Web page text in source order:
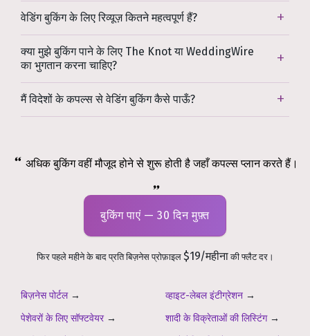
वेडिंग बुकिंग के लिए रिव्यूज़ कितने महत्वपूर्ण हैं?
क्या मुझे बुकिंग पाने के लिए The Knot या WeddingWire
का भुगतान करना चाहिए?
मैं विदेशों के कपल्स से वेडिंग बुकिंग कैसे पाऊँ?
अधिक बुकिंग वहीं मौजूद होने से शुरू होती है जहाँ कपल्स प्लान करते हैं।
बुकिंग पाएं — 30 दिन मुफ़्त
फिर पहले महीने के बाद प्रति बिज़नेस प्रोफ़ाइल $19/महीनाकी फ्लैट दर।
बिज़नेस पोर्टल→ व्हाइट-लेबल इंटीग्रेशन →
पेशेवरों के लिए सॉफ्टवेयर→ शादी के विक्रेताओं की लिस्टिंग→